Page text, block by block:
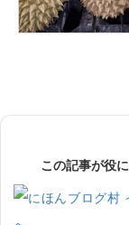
この記事が役